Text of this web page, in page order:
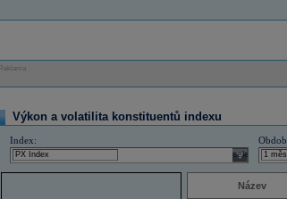
Reklama
Výkon a volatilita konstituentů indexu
Index:
select
Název